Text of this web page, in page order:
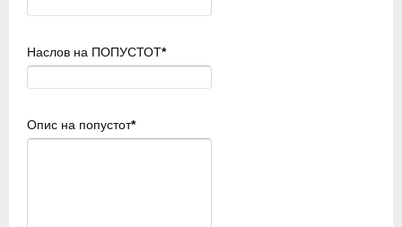
Наслов на ПОПУСТОТ*
Опис на попустот*